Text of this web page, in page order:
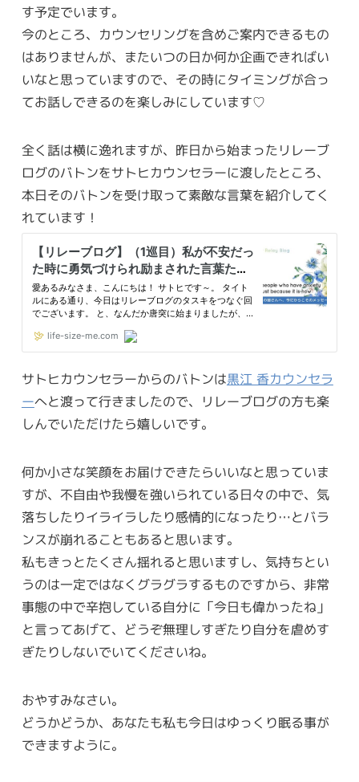
す予定でいます。
今のところ、カウンセリングを含めご案内できるもの
はありませんが、またいつの日か何か企画できればい
いなと思っていますので、その時にタイミングが合っ
てお話しできるのを楽しみにしています♡
全く話は横に逸れますが、昨日から始まったリレーブ
ログのバトンをサトヒカウンセラーに渡したところ、
本日そのバトンを受け取って素敵な言葉を紹介してく
れています！
サトヒカウンセラーからのバトンは黒江 香カウンセラ
ーへと渡って行きましたので、リレーブログの方も楽
しんでいただけたら嬉しいです。
何か小さな笑顔をお届けできたらいいなと思っていま
すが、不自由や我慢を強いられている日々の中で、気
落ちしたりイライラしたり感情的になったり…とバラ
ンスが崩れることもあると思います。
私もきっとたくさん揺れると思いますし、気持ちとい
うのは一定ではなくグラグラするものですから、非常
事態の中で辛抱している自分に「今日も偉かったね」
と言ってあげて、どうぞ無理しすぎたり自分を虐めす
ぎたりしないでいてくださいね。
おやすみなさい。
どうかどうか、あなたも私も今日はゆっくり眠る事が
できますように。